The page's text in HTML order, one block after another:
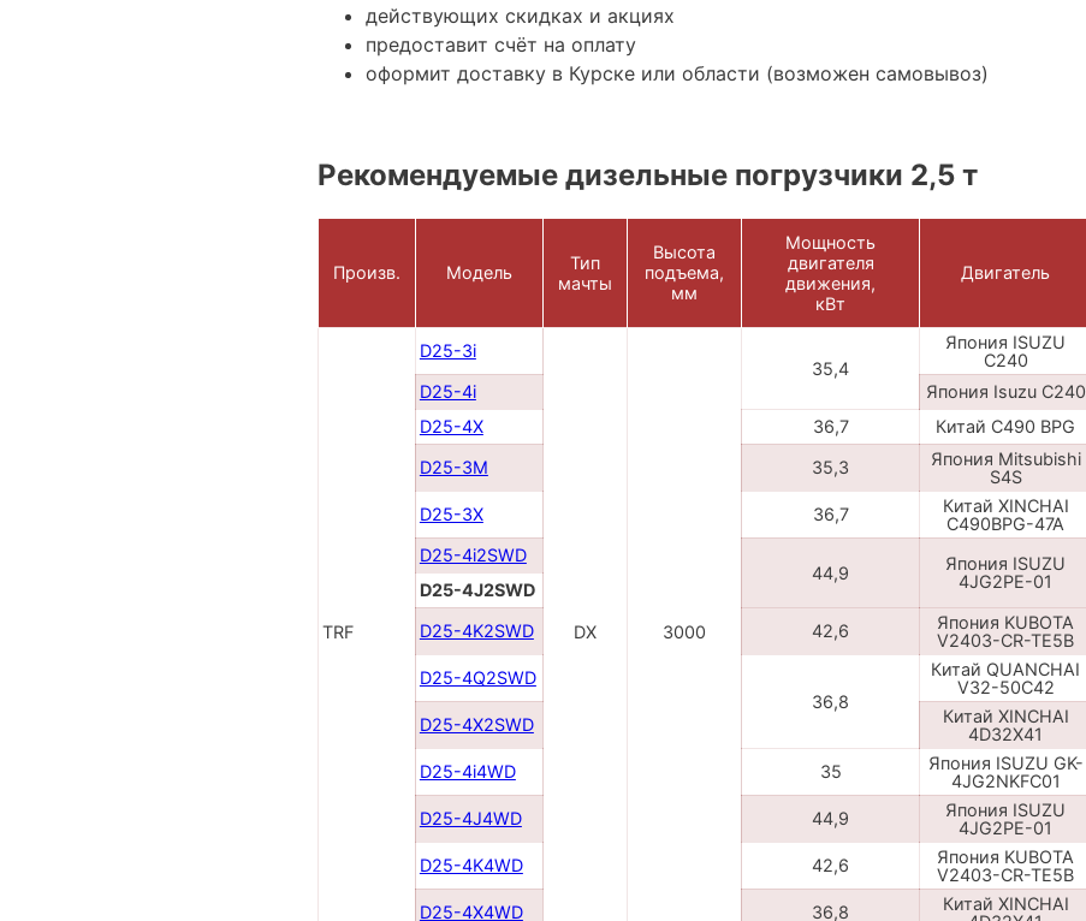
действующих скидках и акциях
предоставит счёт на оплату
оформит доставку в Курске или области (возможен самовывоз)
Рекомендуемые дизельные погрузчики 2,5 т
Произв. Модель
Тип
мачты
Высота
подъема,
мм
Мощность
двигателя
движения,
кВт
Двигатель
TRF
D25-3i
DX 3000
35,4
Япония ISUZU
C240
D25-4i
Япония Isuzu C240
D25-4X
36,7 Китай C490 BPG
D25-3M
35,3
Япония Mitsubishi
S4S
D25-3X 36,7
Китай XINCHAI
C490BPG-47A
D25-4i2SWD
44,9
Япония ISUZU
4JG2PE-01
D25-4J2SWD
D25-4K2SWD
42,6
Япония KUBOTA
V2403-CR-TE5B
D25-4Q2SWD
36,8
Китай QUANCHAI
V32-50C42
D25-4X2SWD
Китай XINCHAI
4D32X41
D25-4i4WD 35
Япония ISUZU GK-
4JG2NKFC01
D25-4J4WD 44,9
Япония ISUZU
4JG2PE-01
D25-4K4WD 42,6
Япония KUBOTA
V2403-CR-TE5B
D25-4X4WD 36,8
Китай XINCHAI